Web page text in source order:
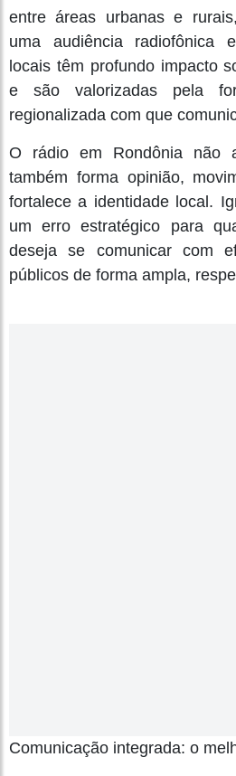
entre áreas urbanas e
uma audiência radiofônica
locais têm profundo impacto
e são valorizadas pela
regionalizada com que
O rádio em Rondônia não
também forma opinião,
fortalece a identidade local.
um erro estratégico para
deseja se comunicar com
públicos de forma ampla,
Comunicação integrada: o